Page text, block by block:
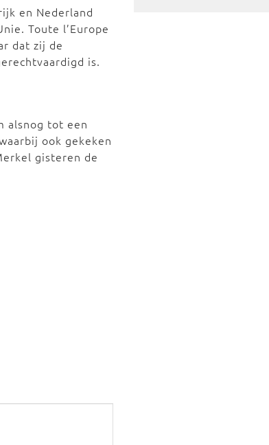
en Nederland
Toute l’Europe
dat zij de
is.
alsnog tot een
ook gekeken
gisteren de